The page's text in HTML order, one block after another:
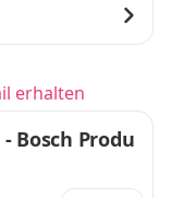
erhalten
Bosch Produ